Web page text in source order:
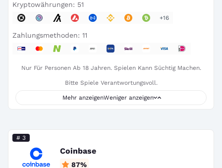
Kryptowährungen: 51
+16
Zahlungsmethoden: 11
Nur Für Personen Ab 18 Jahren. Spielen Kann Süchtig Machen.
Bitte Spiele Verantwortungsvoll.
Mehr anzeigenWeniger anzeigen
# 3
Coinbase
87%